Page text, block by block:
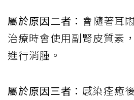
屬於原因二者： 會隨著耳
治療時會使用副腎皮質素
進行消腫。
屬於原因三者： 感染痊癒